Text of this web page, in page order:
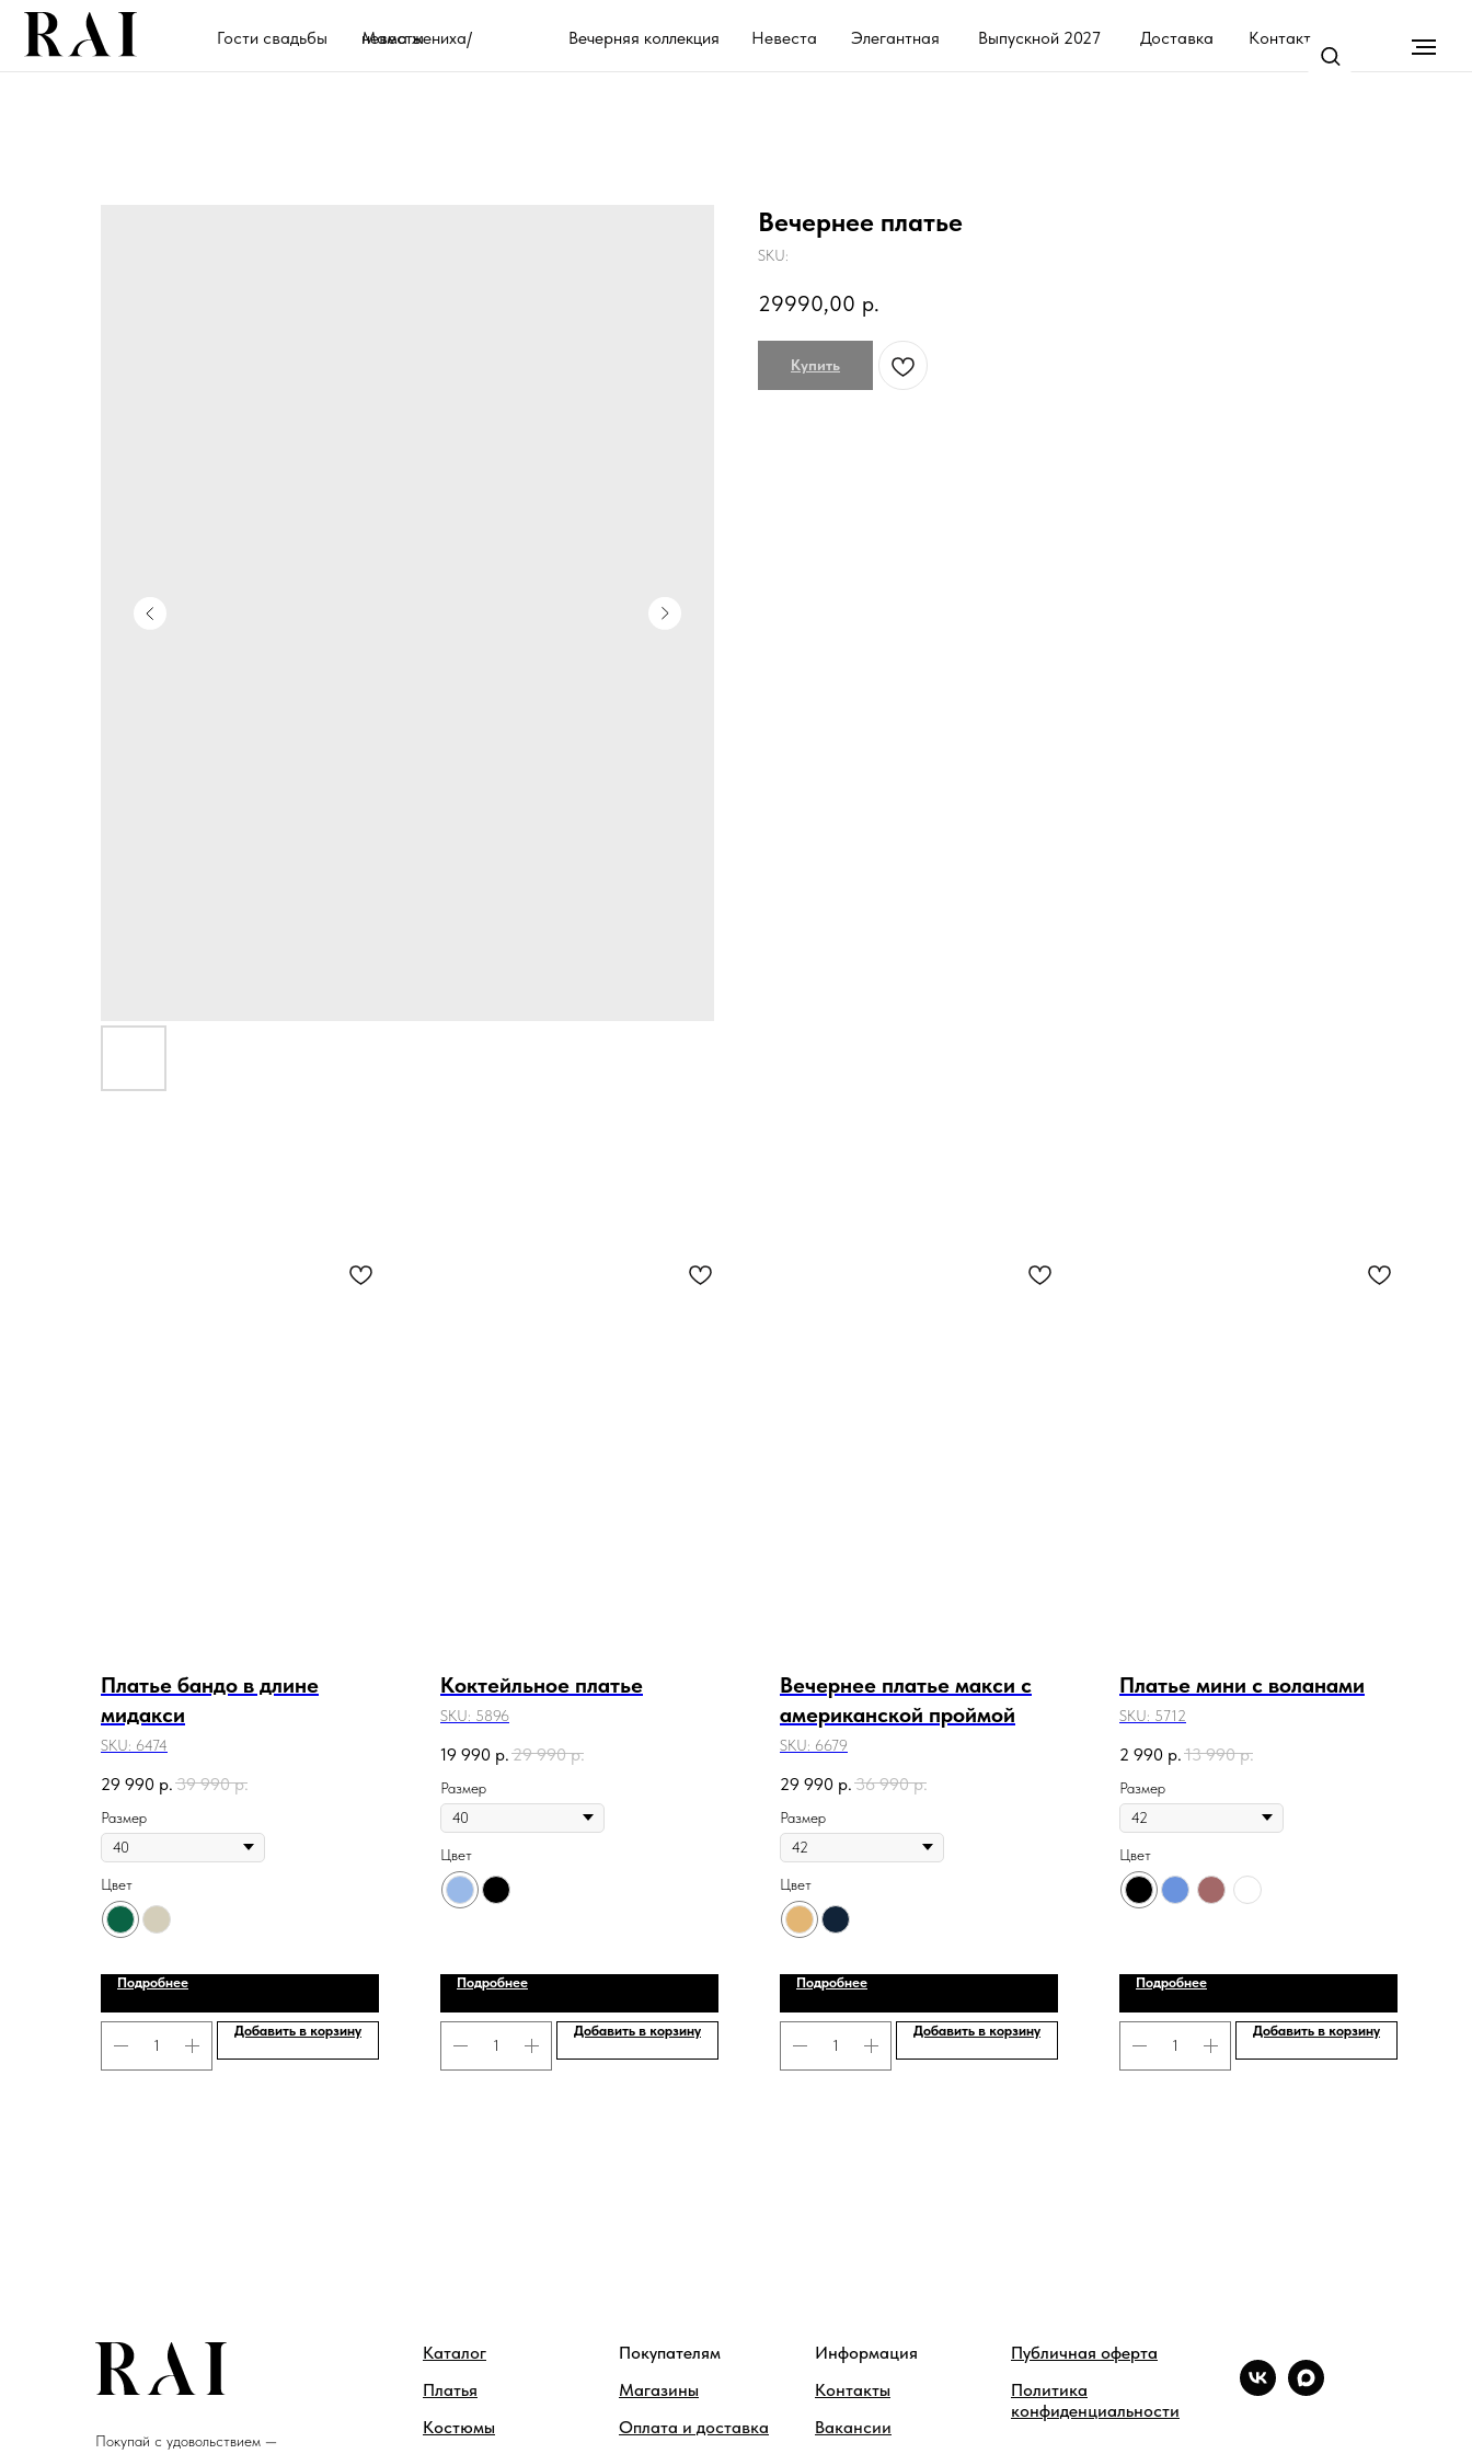
Доставка Контакты
Выпускной 2027
Элегантная
Невеста
Вечерняя коллекция
Мама жениха/невесты
Гости свадьбы
Вечернее платье
SKU:
29990,00 р.
Купить
Платье бандо в длине
мидакси
SKU: 6474
29 990 р. 39 990 р.
Размер
Цвет
Подробнее
Добавить в корзину
Коктейльное платье
SKU: 5896
19 990 р. 29 990 р.
Размер
Цвет
Подробнее
Добавить в корзину
Вечернее платье макси с
американской проймой
SKU: 6679
29 990 р. 36 990 р.
Размер
Цвет
Подробнее
Добавить в корзину
Платье мини с воланами
SKU: 5712
2 990 р. 13 990 р.
Размер
Цвет
Подробнее
Добавить в корзину
Покупай с удовольствием —
Каталог
Платья
Костюмы
Покупателям
Магазины
Оплата и доставка
Информация
Контакты
Вакансии
Публичная оферта
Политика
конфиденциальности